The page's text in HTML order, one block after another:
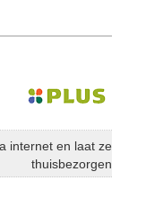
internet en laat ze
thuisbezorgen